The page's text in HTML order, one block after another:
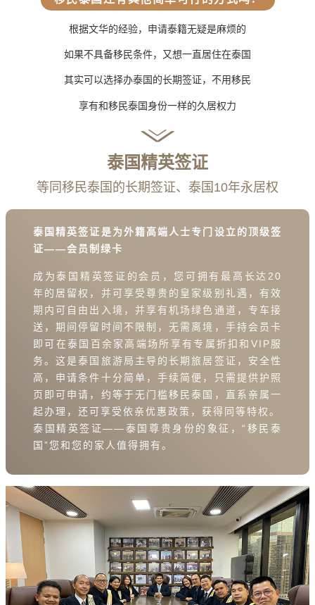
根据文华的经验，申请泰籍无疑是麻烦的
如果不具备移民条件，又想一直居住在泰国
其实可以选择办泰国的长期签证，不用移民
享有和移民泰国身份一样的久居权力
泰国精英签证
等同移民泰国的长期签证、泰国10年永居权
泰国精英签证是为外籍高端人士专门设立的顶级签
证——会员制绿卡
成为泰国精英签证的会员，您可拥有最高长达20
年的居留权，并可享受尊贵的皇家级别礼遇，有效
期内可自由出入境，并享有机场绿色通道，专车接
送，期间停留时间不限制，无需离境，手持会员卡
即可在泰国百余家高端场所享有专属折扣和VIP服
务。这是泰国旅游局主导的长期旅居签证，安全性
高，申请条件十分简单，手续简便，只需提供护照
页即可申请，约等于无门槛移民泰国，直系亲属一
起办理，还可享受依亲优惠政策，获得同等特权。
泰国精英签证——泰国尊贵身份的象征，“移民泰
国”您和您的家人值得拥有。